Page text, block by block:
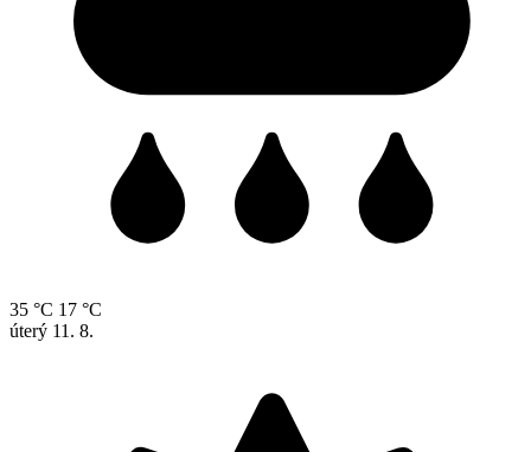
35 °C 17 °C
úterý 11. 8.